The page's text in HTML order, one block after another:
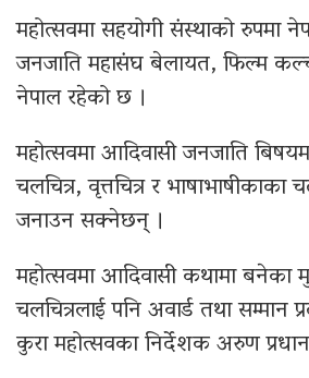
महोत्सवमा सहयोगी संस्थाको रुपमा
जनजाति महासंघ बेलायत, फिल्म
नेपाल रहेको छ ।
महोत्सवमा आदिवासी जनजाति
चलचित्र, वृत्तचित्र र भाषाभाषीकाका
जनाउन सक्नेछन् ।
महोत्सवमा आदिवासी कथामा
चलचित्रलाई पनि अवार्ड तथा सम्मान
कुरा महोत्सवका निर्देशक अरुण